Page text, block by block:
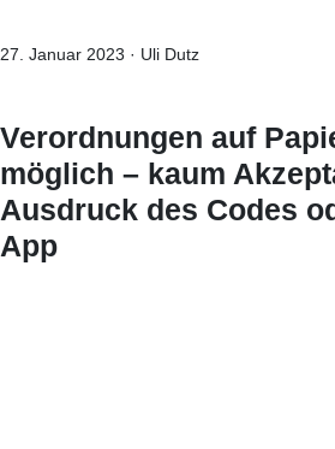
27. Januar 2023 · Uli Dutz
Verordnungen auf
möglich – kaum
Ausdruck des Codes
App